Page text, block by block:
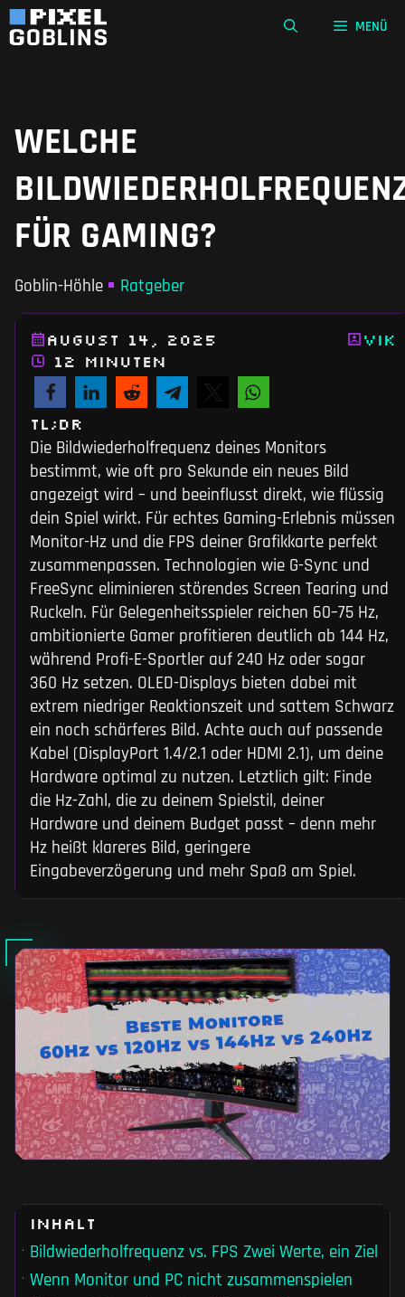
Zum
Inhalt
MENÜ
WELCHE
FÜR GAMING?
Goblin-Höhle Ratgeber
TL;DR
Die Bildwiederholfrequenz deines Monitors
bestimmt, wie oft pro Sekunde ein neues Bild
angezeigt wird – und beeinflusst direkt, wie flüssig
dein Spiel wirkt. Für echtes Gaming-Erlebnis müssen
Monitor-Hz und die FPS deiner Grafikkarte perfekt
zusammenpassen. Technologien wie G-Sync und
FreeSync eliminieren störendes Screen Tearing und
Ruckeln. Für Gelegenheitsspieler reichen 60–75 Hz,
ambitionierte Gamer profitieren deutlich ab 144 Hz,
während Profi-E-Sportler auf 240 Hz oder sogar
360 Hz setzen. OLED-Displays bieten dabei mit
extrem niedriger Reaktionszeit und sattem Schwarz
ein noch schärferes Bild. Achte auch auf passende
Kabel (DisplayPort 1.4/2.1 oder HDMI 2.1), um deine
Hardware optimal zu nutzen. Letztlich gilt: Finde
die Hz-Zahl, die zu deinem Spielstil, deiner
Hardware und deinem Budget passt – denn mehr
Hz heißt klareres Bild, geringere
Eingabeverzögerung und mehr Spaß am Spiel.
August 14, 2025
Vik
12 Minuten
Inhalt
Bildwiederholfrequenz vs. FPS Zwei Werte, ein Ziel
Wenn Monitor und PC nicht zusammenspielen